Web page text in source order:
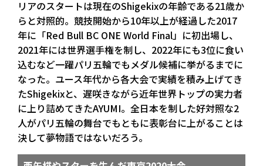
リアのスタートは現在のShigekixの年齢である21歳か
らと対照的。競技開始から10年以上が経過した2017
年に「Red Bull BC ONE World Final」に初出場し、
2021年には世界選手権を制し、2022年にも3位に食い
込むなど一躍パリ五輪でもメダル候補に挙がるまでに
なった。ユース年代から各大会で実績を積み上げてき
たShigekixと、遅咲きながら近年世界トップの実力者
に上り詰めてきたAYUMI。全日本を制した好対照な2
人がパリ五輪の舞台でもともに表彰台に上がることは
決して夢物語ではないだろう。